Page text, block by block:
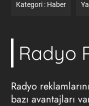
Kategori : Haber
Radyo
Radyo
bazı avantajları